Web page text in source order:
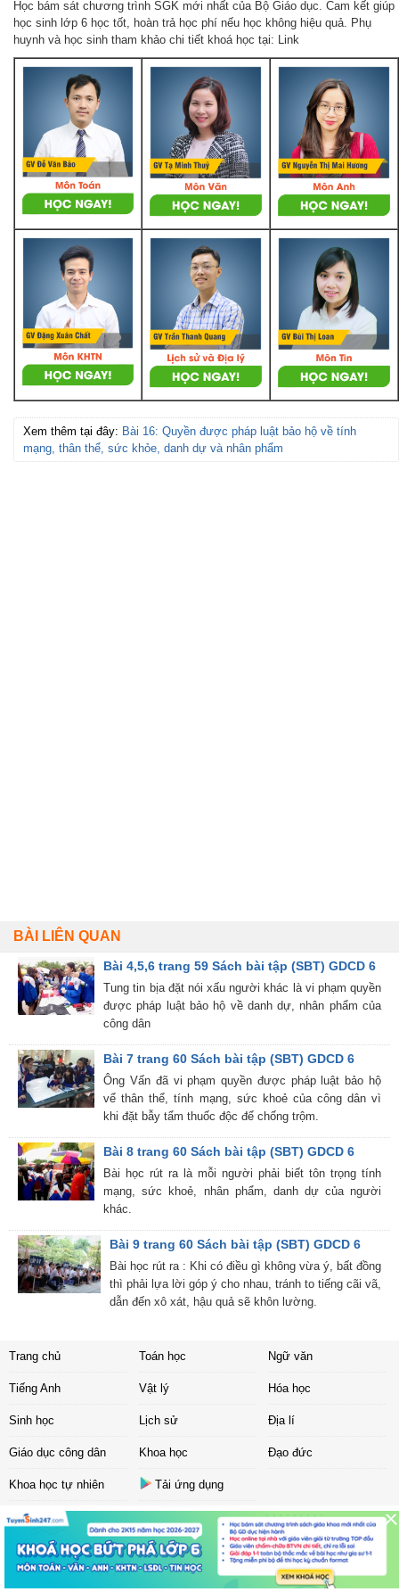
Học bám sát chương trình SGK mới nhất của Bộ Giáo dục. Cam kết giúp
học sinh lớp 6 học tốt, hoàn trả học phí nếu học không hiệu quả. Phụ
huynh và học sinh tham khảo chi tiết khoá học tại: Link
Xem thêm tại đây: Bài 16: Quyền được pháp luật bảo hộ về tính
mạng, thân thể, sức khỏe, danh dự và nhân phẩm
BÀI LIÊN QUAN
Bài 4,5,6 trang 59 Sách bài tập (SBT) GDCD 6
Tung tin bịa đặt nói xấu người khác là vi phạm quyền
được pháp luật bảo hộ về danh dự, nhân phẩm của
công dân
Bài 7 trang 60 Sách bài tập (SBT) GDCD 6
Ông Vấn đã vi phạm quyền được pháp luật bảo hộ
vể thân thể, tính mạng, sức khoẻ của công dân vì
khi đặt bẫy tẩm thuốc độc để chống trộm.
Bài 8 trang 60 Sách bài tập (SBT) GDCD 6
Bài học rút ra là mỗi người phải biết tôn trọng tính
mạng, sức khoẻ, nhân phẩm, danh dự của người
khác.
Bài 9 trang 60 Sách bài tập (SBT) GDCD 6
Bài học rút ra : Khi có điều gì không vừa ý, bất đồng
thì phải lựa lời góp ý cho nhau, tránh to tiếng cãi vã,
dẫn đến xô xát, hậu quả sẽ khôn lường.
Trang chủ Toán học Ngữ văn
Tiếng Anh Vật lý Hóa học
Sinh học Lịch sử Địa lí
Giáo dục công dân Khoa học Đạo đức
Khoa học tự nhiên Tải ứng dụng
Liên hệ|Chính sách
Copyright ©2017 Sachbaitap.com